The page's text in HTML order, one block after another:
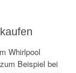
Whirlpool
Beispiel bei